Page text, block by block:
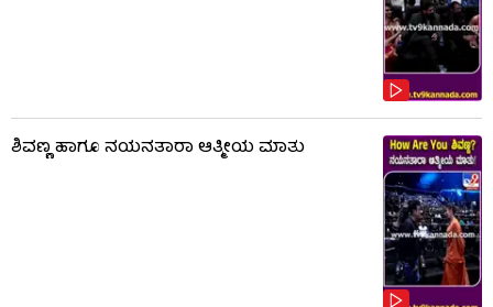
ಶಿವಣ್ಣ ಹಾಗೂ ನಯನತಾರಾ ಆತ್ಮೀಯ ಮಾತು